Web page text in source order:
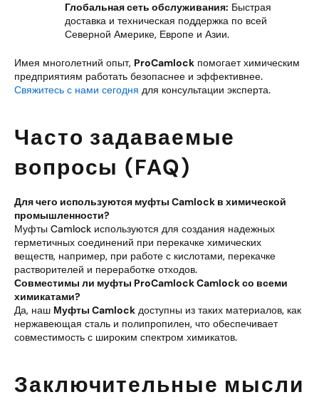
Глобальная сеть обслуживания: Быстрая
доставка и техническая поддержка по всей
Северной Америке, Европе и Азии.
Имея многолетний опыт, ProCamlock помогает химическим
предприятиям работать безопаснее и эффективнее.
Свяжитесь с нами сегодня для консультации эксперта.
Часто задаваемые
вопросы (FAQ)
Для чего используются муфты Camlock в химической
промышленности?
Муфты Camlock используются для создания надежных
герметичных соединений при перекачке химических
веществ, например, при работе с кислотами, перекачке
растворителей и переработке отходов.
Совместимы ли муфты ProCamlock Camlock со всеми
химикатами?
Да, наш Муфты Camlock доступны из таких материалов, как
нержавеющая сталь и полипропилен, что обеспечивает
совместимость с широким спектром химикатов.
Заключительные мысли